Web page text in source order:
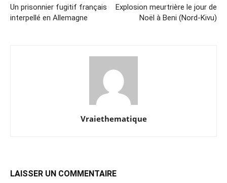
Un prisonnier fugitif français
interpellé en Allemagne
Explosion meurtrière le jour de
Noël à Beni (Nord-Kivu)
Vraiethematique
LAISSER UN COMMENTAIRE